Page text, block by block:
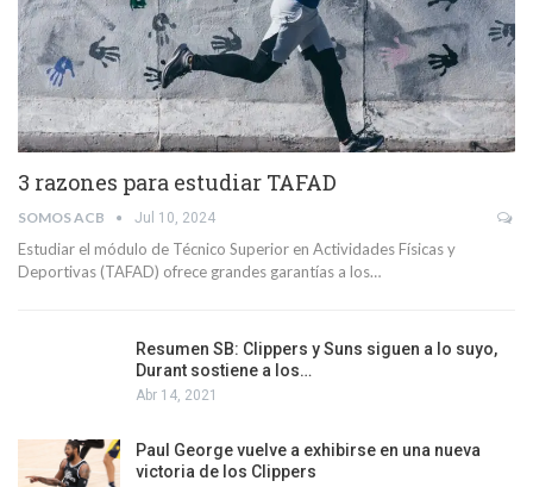
3 razones para estudiar TAFAD
SOMOS ACB Jul 10, 2024
Estudiar el módulo de Técnico Superior en Actividades Físicas y
Deportivas (TAFAD) ofrece grandes garantías a los…
Resumen SB: Clippers y Suns siguen a lo suyo,
Durant sostiene a los…
Abr 14, 2021
Paul George vuelve a exhibirse en una nueva
victoria de los Clippers